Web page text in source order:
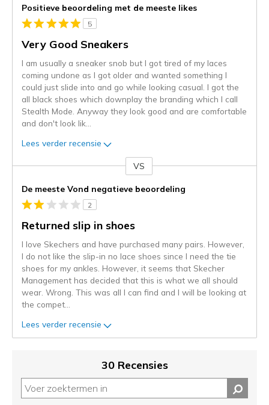
Positieve beoordeling met de meeste likes
5
Very Good Sneakers
I am usually a sneaker snob but I got tired of my laces
coming undone as I got older and wanted something I
could just slide into and go while looking casual. I got the
all black shoes which downplay the branding which I call
Stealth Mode. Anyway they look good and are comfortable
and don't look lik
Lees verder recensie
content
wordt
momenteel
gemigreerd
de
niejee
page_id.
kunt
status
van
deze
VS
De meeste Vond negatieve beoordeling
2
Returned slip in shoes
I love Skechers and have purchased many pairs. However,
I do not like the slip-in no lace shoes since I need the tie
shoes for my ankles. However, it seems that Skecher
Management has decided that this is what we all should
wear. Wrong. This was all I can find and I will be looking at
the compet
Lees verder recensie
30 Recensies